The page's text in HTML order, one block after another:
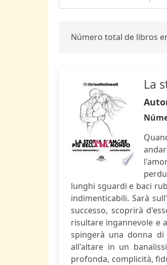
Número total de libros
La
lunghi sguardi e baci
indimenticabili. Sarà
successo, scoprirà
risultare ingannevole e
spingerà una donna
all'altare in un
profonda, complicità,